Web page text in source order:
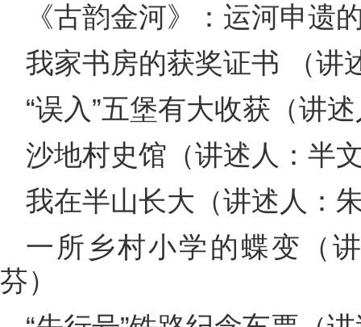
《古韵金河》：运河申遗
我家书房的获奖证书 （讲
“误入”五堡有大收获（讲
沙地村史馆（讲述人：半
我在半山长大（讲述人：
一所乡村小学的蝶变（
芬）